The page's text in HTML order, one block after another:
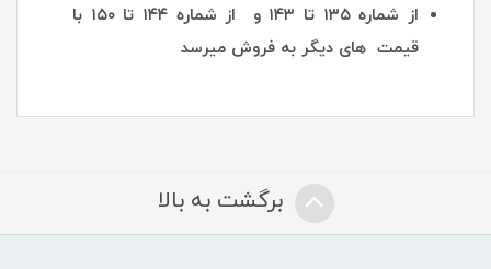
از شماره ۱۳۵ تا ۱۴۳ و از شماره ۱۴۴ تا ۱۵۰ با
قیمت های دیگر به فروش میرسد
برگشت به بالا